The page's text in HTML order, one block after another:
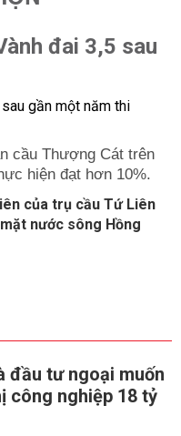
đai 3,5 sau
cầu Thượng Cát trên
hiện đạt hơn 10%.
của trụ cầu Tứ Liên
nước sông Hồng
đầu tư ngoại muốn
công nghiệp 18 tỷ